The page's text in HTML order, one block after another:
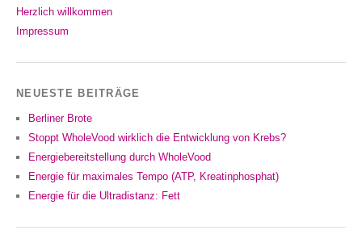
Herzlich willkommen
Impressum
NEUESTE BEITRÄGE
Berliner Brote
Stoppt WholeVood wirklich die Entwicklung von Krebs?
Energiebereitstellung durch WholeVood
Energie für maximales Tempo (ATP, Kreatinphosphat)
Energie für die Ultradistanz: Fett